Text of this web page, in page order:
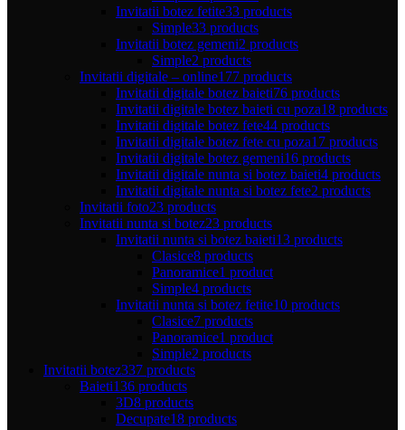
Invitatii botez fetite33 products
Simple33 products
Invitatii botez gemeni2 products
Simple2 products
Invitatii digitale – online177 products
Invitatii digitale botez baieti76 products
Invitatii digitale botez baieti cu poza18 products
Invitatii digitale botez fete44 products
Invitatii digitale botez fete cu poza17 products
Invitatii digitale botez gemeni16 products
Invitatii digitale nunta si botez baieti4 products
Invitatii digitale nunta si botez fete2 products
Invitatii foto23 products
Invitatii nunta si botez23 products
Invitatii nunta si botez baieti13 products
Clasice8 products
Panoramice1 product
Simple4 products
Invitatii nunta si botez fetite10 products
Clasice7 products
Panoramice1 product
Simple2 products
Invitatii botez337 products
Baieti136 products
3D8 products
Decupate18 products